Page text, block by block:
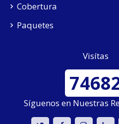
Cobertura
Paquetes
Visítas
Síguenos en Nuestras